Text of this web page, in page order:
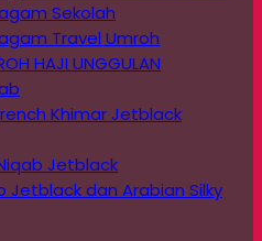
Sekolah
Travel Umroh
HAJI UNGGULAN
Khimar Jetblack
Jetblack
Jetblack dan Arabian Silky